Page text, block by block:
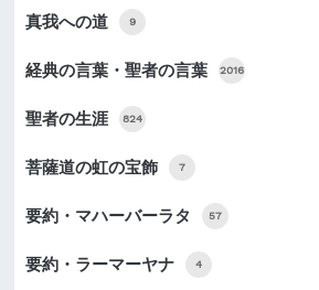
真我への道 9
経典の言葉・聖者の言葉 2016
聖者の生涯 824
菩薩道の虹の宝飾 7
要約・マハーバーラタ 57
要約・ラーマーヤナ 4